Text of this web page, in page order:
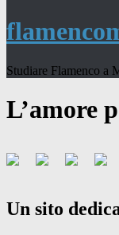
Studiare Flamenco a
L’amore
Un sito